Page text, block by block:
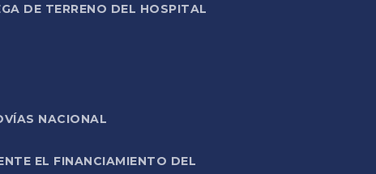
DE TERRENO DEL HOSPITAL
NACIONAL
EL FINANCIAMIENTO DEL